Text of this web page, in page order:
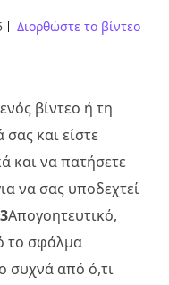
Διορθώστε το βίντεο
βίντεο ή τη
και είστε
και να πατήσετε
να σας υποδεχτεί
Απογοητευτικό,
το σφάλμα
συχνά από ό,τι